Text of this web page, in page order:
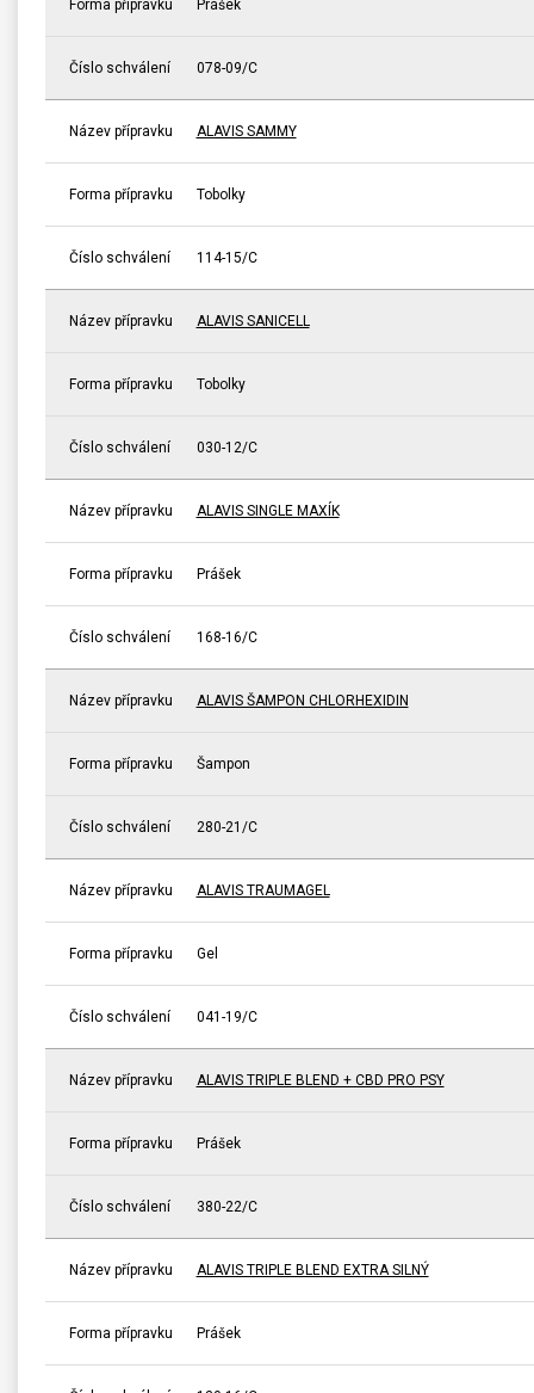
Forma přípravku Prášek
Číslo schválení 078-09/C
Název přípravku ALAVIS SAMMY
Forma přípravku Tobolky
Číslo schválení 114-15/C
Název přípravku ALAVIS SANICELL
Forma přípravku Tobolky
Číslo schválení 030-12/C
Název přípravku ALAVIS SINGLE MAXÍK
Forma přípravku Prášek
Číslo schválení 168-16/C
Název přípravku ALAVIS ŠAMPON CHLORHEXIDIN
Forma přípravku Šampon
Číslo schválení 280-21/C
Název přípravku ALAVIS TRAUMAGEL
Forma přípravku Gel
Číslo schválení 041-19/C
Název přípravku ALAVIS TRIPLE BLEND + CBD PRO PSY
Forma přípravku Prášek
Číslo schválení 380-22/C
Název přípravku ALAVIS TRIPLE BLEND EXTRA SILNÝ
Forma přípravku Prášek